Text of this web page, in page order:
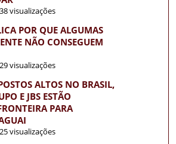
visualizações
POR QUE ALGUMAS
NÃO CONSEGUEM
visualizações
ALTOS NO BRASIL,
E JBS ESTÃO
PARA
visualizações